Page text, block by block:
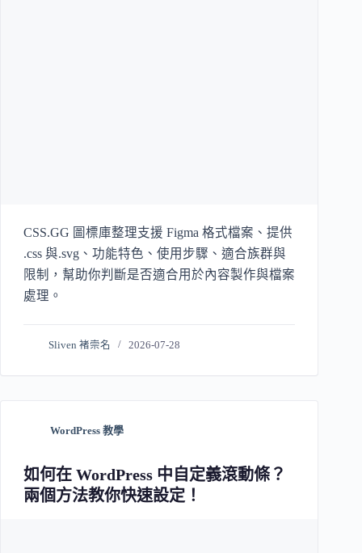
CSS.GG 圖標庫整理支援 Figma 格式檔案、提供
.css 與.svg、功能特色、使用步驟、適合族群與
限制，幫助你判斷是否適合用於內容製作與檔案
處理。
Sliven 褚崇名 2026-07-28
WordPress 教學
如何在 WordPress 中自定義滾動條？
兩個方法教你快速設定！